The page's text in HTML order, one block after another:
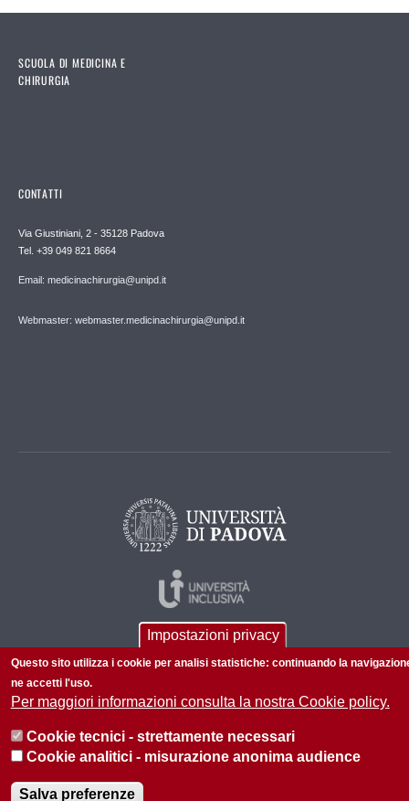
SCUOLA DI MEDICINA E
CHIRURGIA
CONTATTI
Via Giustiniani, 2 - 35128 Padova
Tel. +39 049 821 8664
Email: medicinachirurgia@unipd.it
Webmaster: webmaster.medicinachirurgia@unipd.it
P.I. 00742430283 C.F. 80006480281
Informazioni su questo sito
Impostazioni privacy
Questo sito utilizza i cookie per analisi statistiche: continuando la
ne accetti l'uso.
Per maggiori informazioni consulta la nostra Cookie policy.
Cookie tecnici - strettamente necessari
Cookie analitici - misurazione anonima audience
Salva preferenze